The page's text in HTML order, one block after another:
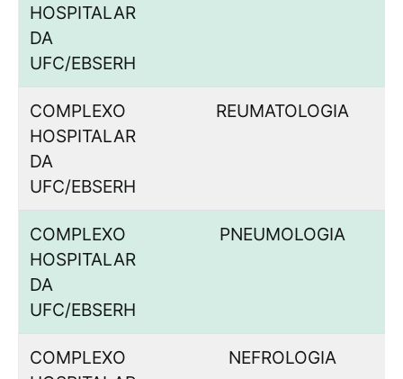
HOSPITALAR
DA
UFC/EBSERH
COMPLEXO
HOSPITALAR
DA
UFC/EBSERH
REUMATOLOGIA
COMPLEXO
HOSPITALAR
DA
UFC/EBSERH
PNEUMOLOGIA
COMPLEXO
NEFROLOGIA